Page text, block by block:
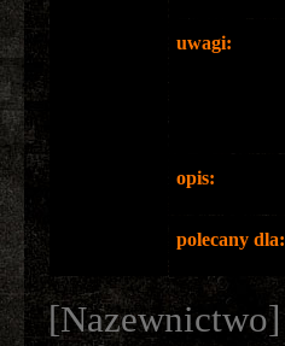
uwagi:
opis:
polecany dla:
[Nazewnictwo]